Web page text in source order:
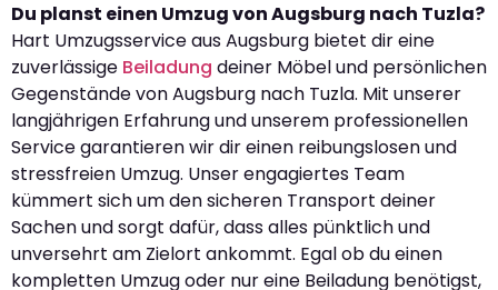
Du planst einen Umzug von Augsburg nach Tuzla?
Hart Umzugsservice aus Augsburg bietet dir eine
zuverlässige Beiladung deiner Möbel und persönlichen
Gegenstände von Augsburg nach Tuzla. Mit unserer
langjährigen Erfahrung und unserem professionellen
Service garantieren wir dir einen reibungslosen und
stressfreien Umzug. Unser engagiertes Team
kümmert sich um den sicheren Transport deiner
Sachen und sorgt dafür, dass alles pünktlich und
unversehrt am Zielort ankommt. Egal ob du einen
kompletten Umzug oder nur eine Beiladung benötigst,